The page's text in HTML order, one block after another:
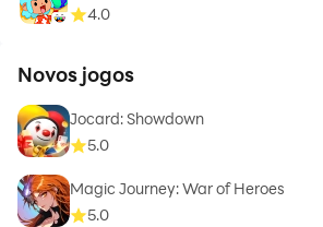
4.0
Novos jogos
Jocard: Showdown
5.0
Magic Journey: War of Heroes
5.0